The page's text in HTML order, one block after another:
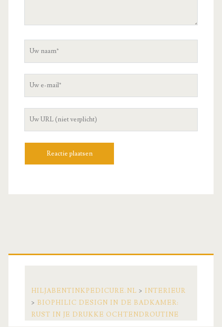
Uw
Primaire
HILJABENTINKPEDICURE.NL > INTERIEUR
> BIOPHILIC DESIGN IN DE BADKAMER:
RUST IN JE DRUKKE OCHTENDROUTINE